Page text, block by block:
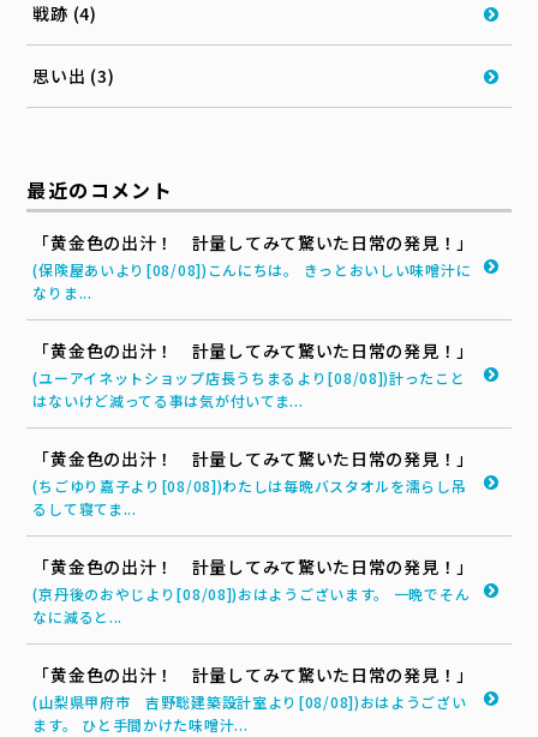
戦跡 (4)
思い出 (3)
最近のコメント
「黄金色の出汁！ 計量してみて驚いた日常の発見！」
(保険屋あいより[08/08])こんにちは。 きっとおいしい味噌汁に
なりま...
「黄金色の出汁！ 計量してみて驚いた日常の発見！」
(ユーアイネットショップ店長うちまるより[08/08])計ったこと
はないけど減ってる事は気が付いてま...
「黄金色の出汁！ 計量してみて驚いた日常の発見！」
(ちごゆり嘉子より[08/08])わたしは毎晩バスタオルを濡らし吊
るして寝てま...
「黄金色の出汁！ 計量してみて驚いた日常の発見！」
(京丹後のおやじより[08/08])おはようございます。 一晩でそん
なに減ると...
「黄金色の出汁！ 計量してみて驚いた日常の発見！」
(山梨県甲府市 吉野聡建築設計室より[08/08])おはようござい
ます。 ひと手間かけた味噌汁...